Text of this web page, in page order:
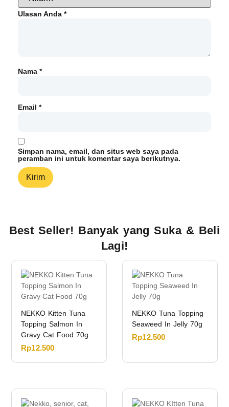
Ulasan Anda *
Nama *
Email *
Simpan nama, email, dan situs web saya pada
peramban ini untuk komentar saya berikutnya.
Best Seller! Banyak yang Suka & Beli
Lagi!
NEKKO Kitten Tuna
Topping Salmon In
Gravy Cat Food 70g
Rp12.500
NEKKO Tuna Topping
Seaweed In Jelly 70g
Rp12.500